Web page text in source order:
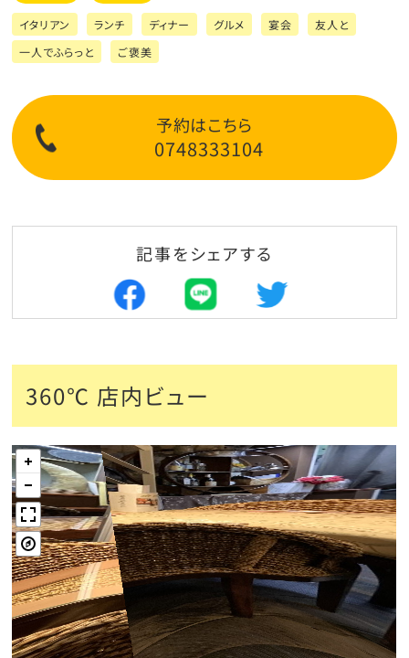
イタリアン ランチ ディナー グルメ 宴会
友人と
一人でふらっと
ご褒美
予約はこちら
0748333104
記事をシェアする
360℃ 店内ビュー